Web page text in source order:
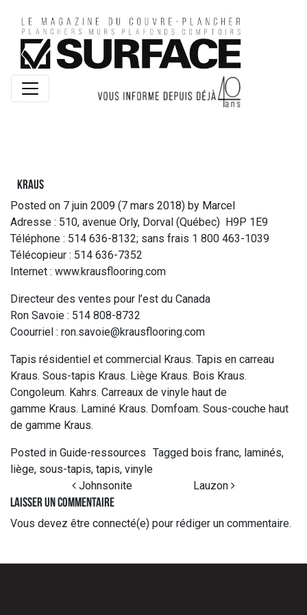
Kraus
Posted on 7 juin 2009 (7 mars 2018) by Marcel
Adresse : 510, avenue Orly, Dorval (Québec) H9P 1E9
Téléphone : 514 636-8132; sans frais 1 800 463-1039
Télécopieur : 514 636-7352
Internet : www.krausflooring.com
Directeur des ventes pour l’est du Canada
Ron Savoie : 514 808-8732
Coourriel : ron.savoie@krausflooring.com
Tapis résidentiel et commercial Kraus. Tapis en carreau
Kraus. Sous-tapis Kraus. Liège Kraus. Bois Kraus.
Congoleum. Kahrs. Carreaux de vinyle haut de
gamme Kraus. Laminé Kraus. Domfoam. Sous-couche haut
de gamme Kraus.
Posted in Guide-ressources Tagged bois franc, laminés,
liège, sous-tapis, tapis, vinyle
Post navigationJohnsonite Lauzon
Laisser un commentaire
Vous devez être connecté(e) pour rédiger un commentaire.